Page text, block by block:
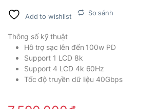
Add to wishlist So sánh
Thông số kỹ thuật
Hỗ trợ sạc lên đến 100w PD
Support 1 LCD 8k
Support 4 LCD 4k 60Hz
Tốc độ truyền dữ liệu 40Gbps